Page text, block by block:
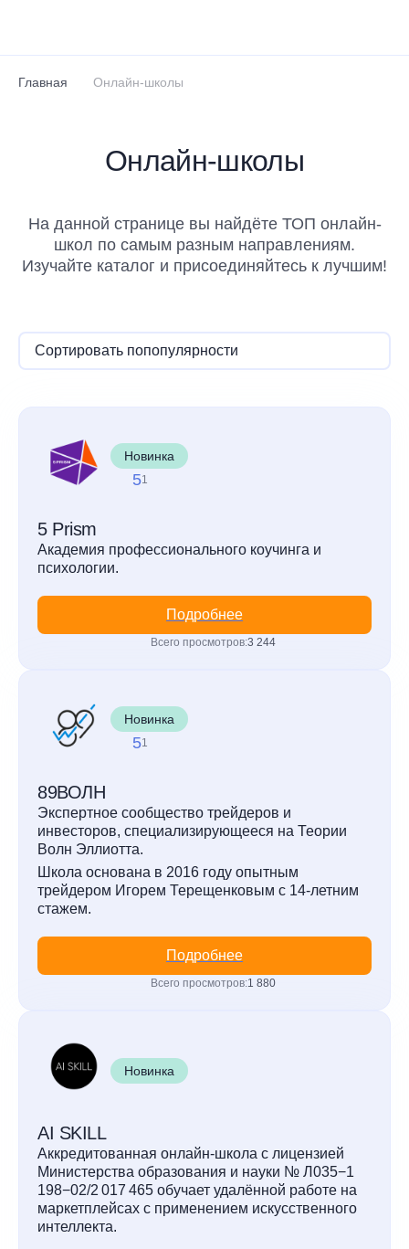
Главная Онлайн-школы
Онлайн-школы
На данной странице вы найдёте ТОП онлайн-
школ по самым разным направлениям.
Изучайте каталог и присоединяйтесь к лучшим!
Сортировать попопулярности
Новинка
51
5 Prism
Академия профессионального коучинга и
психологии.
Подробнее
Всего просмотров:3 244
Новинка
51
89ВОЛН
Экспертное сообщество трейдеров и
инвесторов, специализирующееся на Теории
Волн Эллиотта.
Школа основана в 2016 году опытным
трейдером Игорем Терещенковым с 14-летним
стажем.
Подробнее
Всего просмотров:1 880
Новинка
AI SKILL
Аккредитованная онлайн-школа с лицензией
Министерства образования и науки № Л035−1
198−02/2 017 465 обучает удалённой работе на
маркетплейсах с применением искусственного
интеллекта.